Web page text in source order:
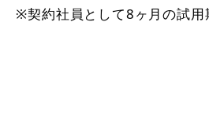
※契約社員として8ヶ月の試用